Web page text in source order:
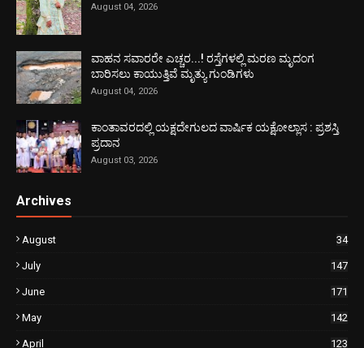
August 04, 2026
ವಾಹನ ಸವಾರರೇ ಎಚ್ಚರ...! ರಸ್ತೆಗಳಲ್ಲಿ ಮರಣ ಮೃದಂಗ
ಬಾರಿಸಲು ಕಾಯುತ್ತಿವೆ ಮೃತ್ಯು ಗುಂಡಿಗಳು
August 04, 2026
ಕಾಂತಾವರದಲ್ಲಿ ಯಕ್ಷದೇಗುಲದ ವಾರ್ಷಿಕ ಯಕ್ಷೋಲ್ಲಾಸ : ಪ್ರಶಸ್ತಿ
ಪ್ರದಾನ
August 03, 2026
Archives
August 34
July 147
June 171
May 142
April 123